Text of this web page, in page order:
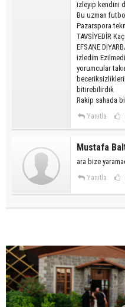
izleyip kendini
Bu uzman
Pazarspora
TAVSİYEDİR
EFSANE
izledim
yorumcular
bitirebilirdik
Rakip sahada
Yanıtla
Mustafa
ara bize
Yanıtla